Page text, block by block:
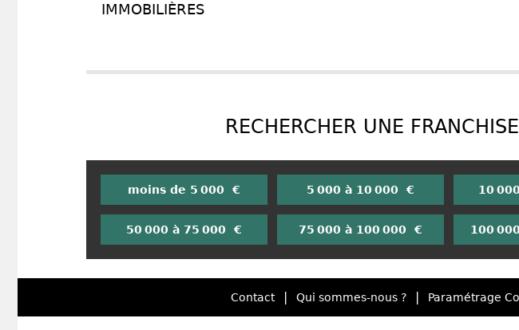
IMMOBILIÈRES
RECHERCHER UNE
moins de 5 000 € 5 000 à 10 000 € 10
50 000 à 75 000 € 75 000 à 100 000 € 100
Contact Qui sommes-nous ? Paramétrage